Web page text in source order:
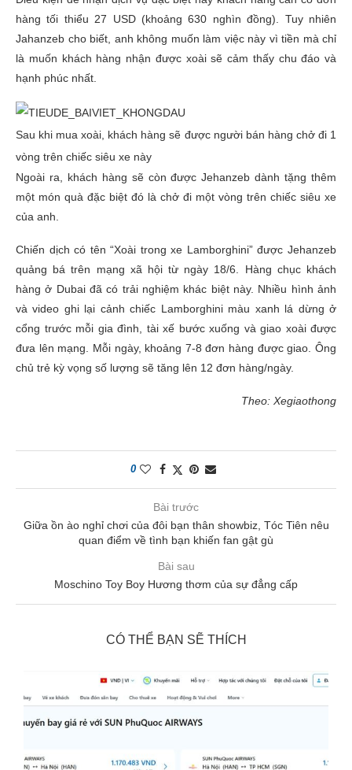
hàng tối thiểu 27 USD (khoảng 630 nghìn đồng). Tuy nhiên
Jahanzeb cho biết, anh không muốn làm việc này vì tiền mà chỉ
là muốn khách hàng nhận được xoài sẽ cảm thấy chu đáo và
hạnh phúc nhất.
Sau khi mua xoài, khách hàng sẽ được người bán hàng chở đi 1
vòng trên chiếc siêu xe này
Ngoài ra, khách hàng sẽ còn được Jehanzeb dành tặng thêm
một món quà đặc biệt đó là chở đi một vòng trên chiếc siêu xe
của anh.
Chiến dịch có tên “Xoài trong xe Lamborghini” được Jehanzeb
quảng bá trên mạng xã hội từ ngày 18/6. Hàng chục khách
hàng ở Dubai đã có trải nghiệm khác biệt này. Nhiều hình ảnh
và video ghi lại cảnh chiếc Lamborghini màu xanh lá dừng ở
cổng trước mỗi gia đình, tài xế bước xuống và giao xoài được
đưa lên mạng. Mỗi ngày, khoảng 7-8 đơn hàng được giao. Ông
chủ trẻ kỳ vọng số lượng sẽ tăng lên 12 đơn hàng/ngày.
Theo: Xegiaothong
0
Bài trước
Giữa ồn ào nghỉ chơi của đôi bạn thân showbiz, Tóc Tiên nêu
quan điểm về tình bạn khiến fan gật gù
Bài sau
Moschino Toy Boy Hương thơm của sự đẳng cấp
CÓ THỂ BẠN SẼ THÍCH